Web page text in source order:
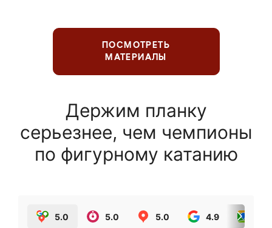
ПОСМОТРЕТЬ
МАТЕРИАЛЫ
Держим планку
серьезнее, чем чемпионы
по фигурному катанию
5.0 5.0 5.0 4.9